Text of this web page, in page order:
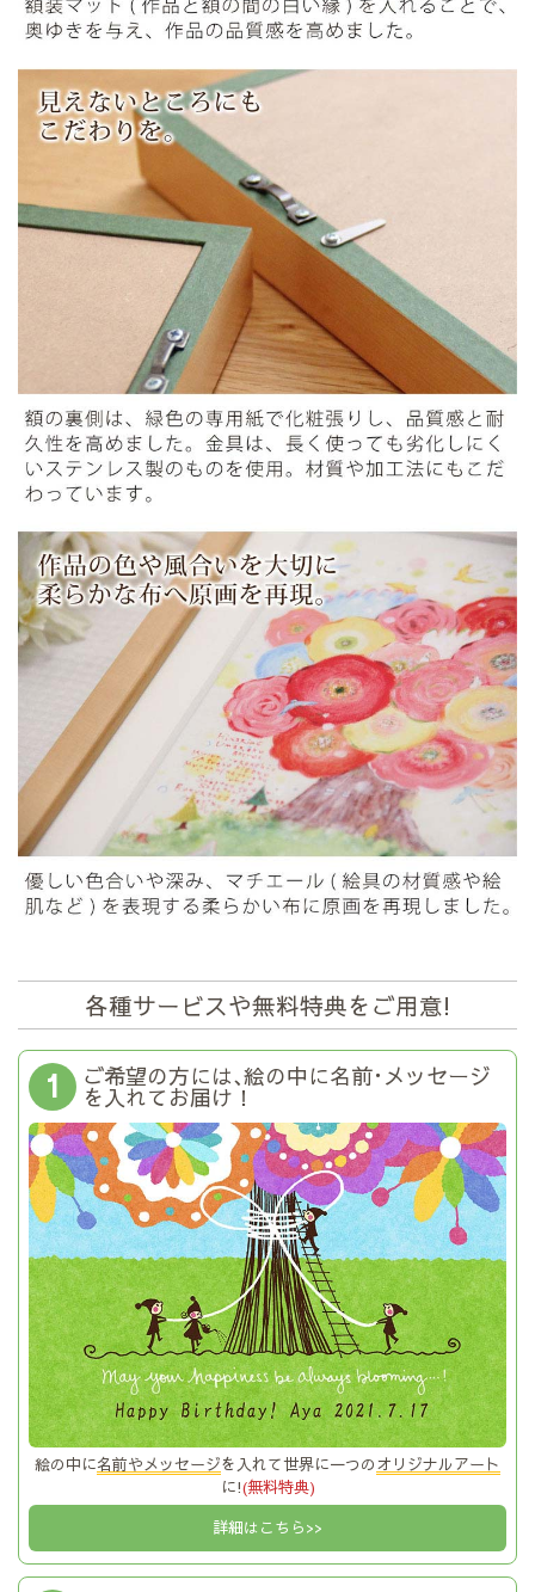
各種サービスや無料特典をご用意!
1 ご希望の方には､絵の中に名前･メッセージ
を入れてお届け！
絵の中に名前やメッセージを入れて世界に一つのオリジナルアート
に!(無料特典)
詳細はこちら>>